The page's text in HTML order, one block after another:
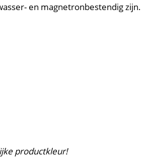
en magnetronbestendig zijn.
productkleur!